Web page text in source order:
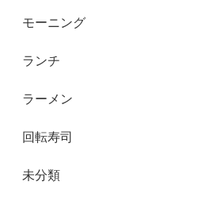
モーニング
ランチ
ラーメン
回転寿司
未分類